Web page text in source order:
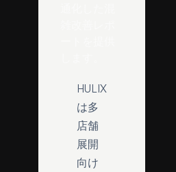
HULIX
は多
店舗
展開
向け